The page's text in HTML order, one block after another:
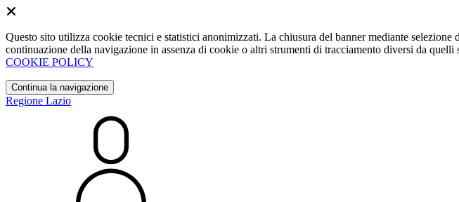
Questo sito utilizza cookie tecnici e statistici anonimizzati. La chiusura del banner mediante
continuazione della navigazione in assenza di cookie o altri strumenti di tracciamento diversi da quelli
COOKIE POLICY
Continua la navigazione
Regione Lazio